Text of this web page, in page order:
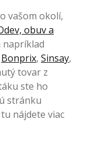
vašom okolí,
obuv a
napríklad
Bonprix, Sinsay,
tovar z
ste ho
stránku
nájdete viac